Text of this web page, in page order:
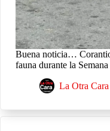
Buena noticia…
fauna durante la Semana
La Otra Cara